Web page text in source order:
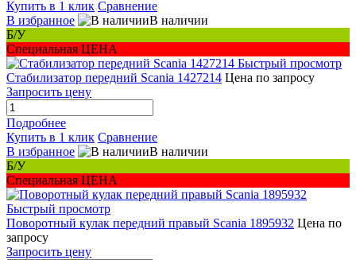
Купить в 1 клик Сравнение
В избранное
В наличии
Б/У
Специальная ЦЕНА
Быстрый просмотр
Стабилизатор передний Scania 1427214 Цена по запросу
Запросить цену
Подробнее
Купить в 1 клик Сравнение
В избранное
В наличии
Б/У
Специальная ЦЕНА
Быстрый просмотр
Поворотный кулак передний правый Scania 1895932 Цена по
запросу
Запросить цену